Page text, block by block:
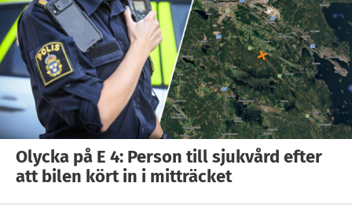
Olycka på E 4: Person till sjukvård efter
att bilen kört in i mitträcket